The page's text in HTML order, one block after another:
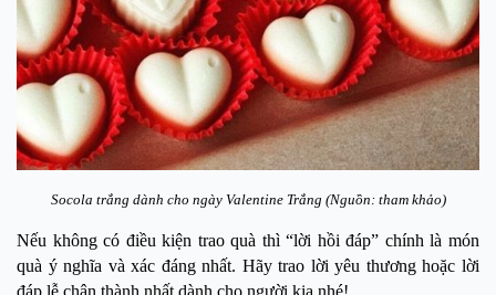
Socola trắng dành cho ngày Valentine Trắng (Nguồn: tham khảo)
Nếu không có điều kiện trao quà thì “lời hồi đáp” chính là món
quà ý nghĩa và xác đáng nhất. Hãy trao lời yêu thương hoặc lời
đáp lễ chân thành nhất dành cho người kia nhé!